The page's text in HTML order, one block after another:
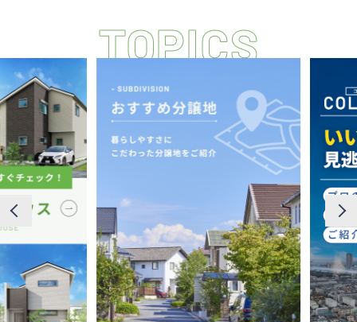
断熱・気密性能と快適性
長期優良住宅
ZEH
ラインナップ
施工実績
イベント・見学会
TOPICS